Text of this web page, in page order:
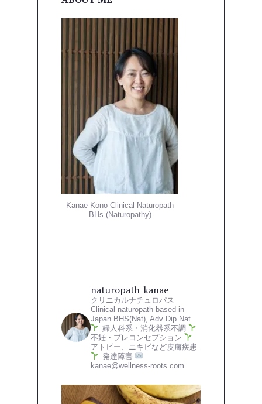
Kanae Kono Clinical Naturopath
BHs (Naturopathy)
naturopath_kanae
クリニカルナチュロパス
Clinical naturopath based in
Japan BHS(Nat), Adv Dip Nat
婦人科系・消化器系不調
不妊・プレコンセプション
アトピー、ニキビなど皮膚疾患
発達障害
kanae@wellness-roots.com